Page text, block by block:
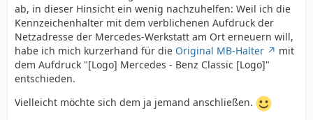
ab, in dieser Hinsicht ein wenig nachzuhelfen: Weil ich die
Kennzeichenhalter mit dem verblichenen Aufdruck der
Netzadresse der Mercedes-Werkstatt am Ort erneuern will,
habe ich mich kurzerhand für die Original MB-Halter
mit
dem Aufdruck "[Logo] Mercedes - Benz Classic [Logo]"
entschieden.
Vielleicht möchte sich dem ja jemand anschließen.